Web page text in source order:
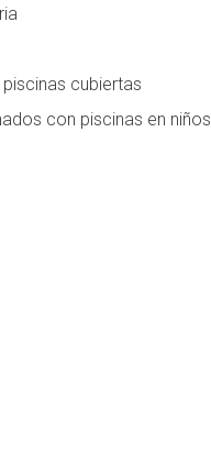
cubiertas
con piscinas en niños